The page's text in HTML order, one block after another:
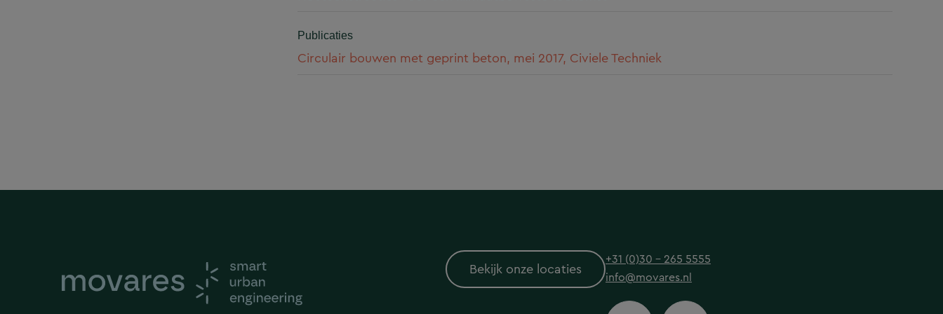
Publicaties
Circulair bouwen met geprint beton, mei 2017, Civiele Techniek
Bekijk onze locaties
+31 (0)30 - 265 5555
info@movares.nl